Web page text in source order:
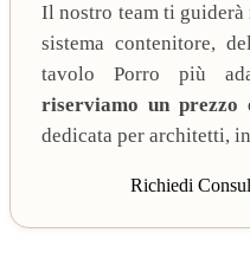
Il nostro team ti
sistema contenitore,
tavolo Porro più
riserviamo un prezzo
dedicata per architetti,
Richiedi